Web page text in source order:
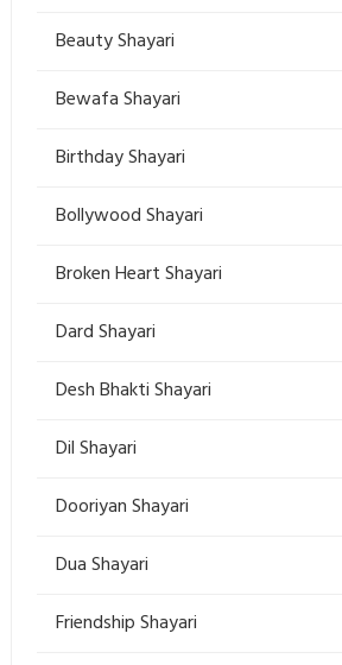
Beauty Shayari
Bewafa Shayari
Birthday Shayari
Bollywood Shayari
Broken Heart Shayari
Dard Shayari
Desh Bhakti Shayari
Dil Shayari
Dooriyan Shayari
Dua Shayari
Friendship Shayari